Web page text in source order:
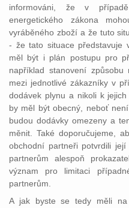
informováni, že v
energetického zákona
vyráběného zboží a že tuto
- že tato situace představuje
měl být i plán postupu pro
například stanovení způsobu
mezi jednotlivé zákazníky v
dodávek plynu a nikoli k
by měl být obecný, neboť
budou dodávky omezeny a
měnit. Také doporučujeme,
obchodní partneři potvrdili
partnerům alespoň
význam pro limitaci
partnerům.
A jak byste se tedy měli na